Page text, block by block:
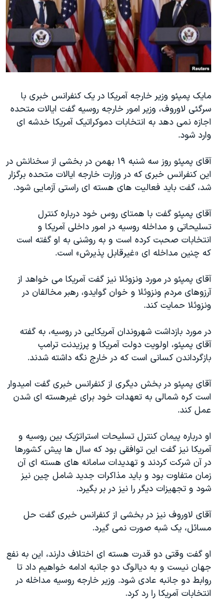
فرهنگ و زندگی
حقوق شهروندی
اقتصادی
علم و فناوری
گالری عکس
آرشیو پخش زنده
مستندها
انتخابات ریاست جمهوری آمریکا ۲۰۲۴
حمله جمهوری اسلامی به اسرائیل
رمز مهسا
اعتراضات زن، زندگی، آزادی
مجموعه مستندهای دادخواهی
تریبونال مردمی آبان ۹۸
چهل سال گروگان‌گیری
قانون شفافیت دارائی کادر رهبری ایران
اسرائیل در جنگ
نرگس محمدی برنده جایزه نوبل صلح
همایش محافظه‌کاران آمریکا «سی‌پک»
سفر پرزیدنت ترامپ به چین
دنبال کنید
زبانهای مختلف
مایک پمپئو وزیر خارجه آمریکا در یک کنفرانس خبری با
سرگئی لاوروف، وزیر امور خارجه روسیه گفت ایالات متحده
اجازه نمی دهد به انتخابات دموکراتیک آمریکا خدشه ای
وارد شود.
آقای پمپئو روز سه شنبه ۱۹ بهمن در بخشی از سخنانش در
این کنفرانس خبری که در وزارت خارجه ایالات متحده برگزار
شد، گفت باید فعالیت های هسته ای راستی آزمایی شود.
آقای پمپئو گفت با همتای روس خود درباره کنترل
تسلیحاتی و مداخله روسیه در امور داخلی آمریکا و
انتخابات صحبت کرده است و به روشنی به او گفته است
که چنین مداخله ای «غیرقابل پذیرش» است.
آقای پمپئو در مورد ونزوئلا نیز گفت آمریکا می خواهد از
آرزوهای مردم ونزوئلا و خوان گوایدو، رهبر مخالفان در
ونزوئلا حمایت کند.
در مورد بازداشت شهروندان آمریکایی در روسیه، به گفته
آقای پمپئو، اولویت دولت آمریکا و پرزیدنت ترامپ
بازگرداندن کسانی است که در خارج نگه داشته شدند.
آقای پمپئو در بخش دیگری از کنفرانس خبری گفت امیدوار
است کره شمالی به تعهدات خود برای غیرهسته ای شدن
عمل کند.
او درباره پیمان کنترل تسلیحات استراتژیک بین روسیه و
آمریکا نیز گفت این توافقی بود که سال ها پیش کشورها
در آن شرکت کردند و تهدیدات سامانه های هسته ای آن
زمان متفاوت بود و باید مذاکرات جدید شامل چین نیز
شود و تجهیزات دیگر را نیز در بر بگیرد.
آقای لاوروف نیز در بخشی از کنفرانس خبری گفت حل
مسائل، یک شبه صورت نمی گیرد.
او گفت وقتی دو قدرت هسته ای اختلاف دارند، این به نفع
جهان نیست و به دیالوگ دو جانبه ادامه خواهیم داد تا
روابط دو جانبه عادی شود. وزیر خارجه روسیه مداخله در
انتخابات آمریکا را رد کرد.